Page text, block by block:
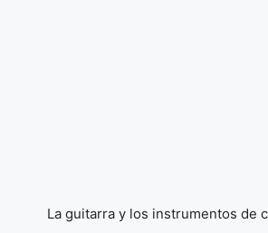
La guitarra y los instrumentos de